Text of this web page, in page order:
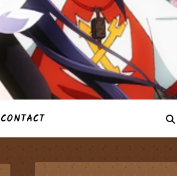
CONTACT